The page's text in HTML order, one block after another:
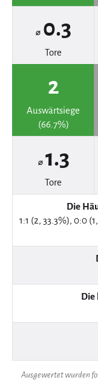
⌀ 0.3
Tore
2
Auswärtsiege
(66.7%)
⌀ 1.3
Tore
Die
1:1 (2, 33.3%), 0:0
Die
Ausgewertet wurden